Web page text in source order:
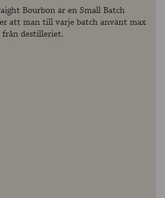
Bourbon är en Small Batch
att man till varje batch använt max
från destilleriet.